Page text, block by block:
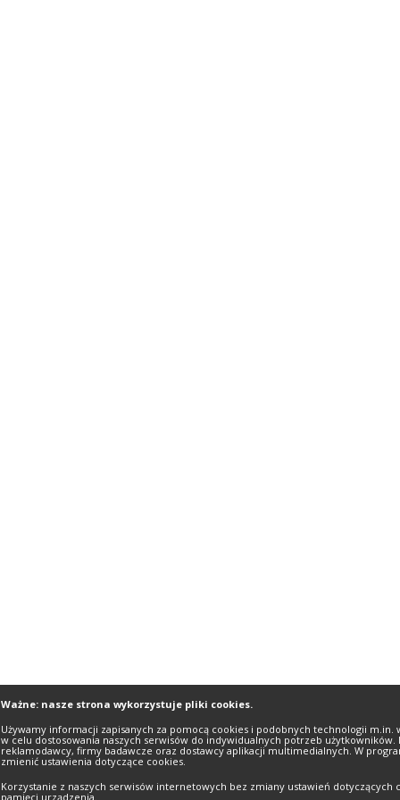
Ważne: nasze strona wykorzystuje pliki cookies.
Używamy informacji zapisanych za pomocą cookies i podobnych technologii
w celu dostosowania naszych serwisów do indywidualnych potrzeb użytkowników.
reklamodawcy, firmy badawcze oraz dostawcy aplikacji multimedialnych. W
zmienić ustawienia dotyczące cookies.
Korzystanie z naszych serwisów internetowych bez zmiany ustawień dotyczących
pamięci urządzenia.